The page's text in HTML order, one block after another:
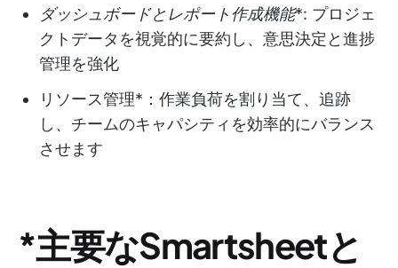
ダッシュボードとレポート作成機能*: プロジェ
クトデータを視覚的に要約し、意思決定と進捗
管理を強化
リソース管理*：作業負荷を割り当て、追跡
し、チームのキャパシティを効率的にバランス
させます
*主要なSmartsheetと